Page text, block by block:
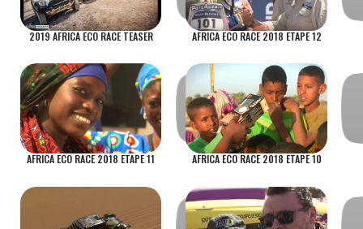
2019 AFRICA ECO RACE TEASER AFRICA ECO RACE 2018 ETAPE 12
AFRICA ECO RACE 2018 ETAPE 11 AFRICA ECO RACE 2018 ETAPE 10